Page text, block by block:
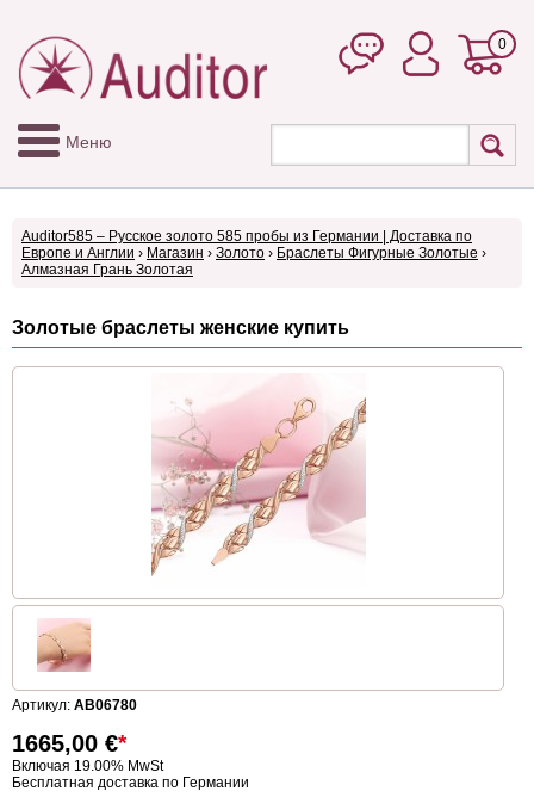
0
Меню
Auditor585 – Русское золото 585 пробы из Германии | Доставка по
Европе и Англии › Магазин › Золото › Браслеты Фигурные Золотые ›
Алмазная Грань Золотая
Золотые браслеты женские купить
Артикул: AB06780
1665,00 €*
Включая 19.00% MwSt
Бесплатная доставка по Германии